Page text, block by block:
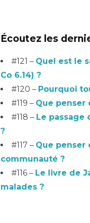
Écoutez les
#121 – Quel est le
Co 6.14) ?
#120 – Pourquoi
#119 – Que penser
#118 – Le
?
#117 – Que penser
communauté ?
#116 – Le livre de
malades ?